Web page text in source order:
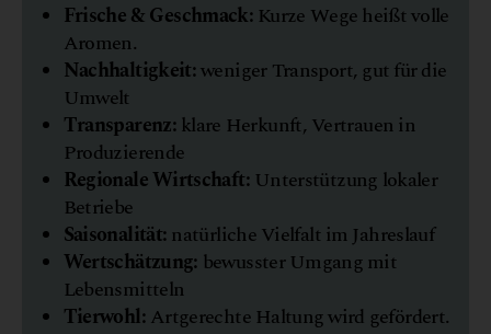
Frische & Geschmack: Kurze Wege heißt volle
Aromen.
Nachhaltigkeit:weniger Transport, gut für die
Umwelt
Transparenz:klare Herkunft, Vertrauen in
Produzierende
Regionale Wirtschaft:Unterstützung lokaler
Betriebe
Saisonalität:natürliche Vielfalt im Jahreslauf
Wertschätzung: bewusster Umgang mit
Lebensmitteln
Tierwohl:Artgerechte Haltung wird gefördert.